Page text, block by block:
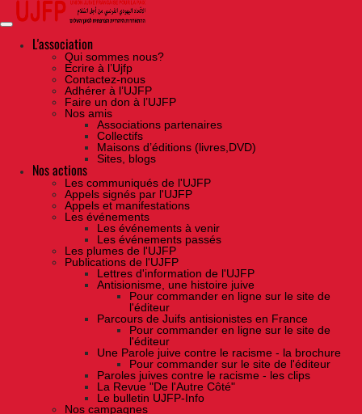
Skip
the
contentL'association
Qui sommes nous?
Ecrire à l’Ujfp
Contactez-nous
Adhérer à l’UJFP
Faire un don à l’UJFP
Nos amis
Associations partenaires
Collectifs
Maisons d’éditions (livres,DVD)
Sites, blogs
Nos actions
Les communiqués de l'UJFP
Appels signés par l'UJFP
Appels et manifestations
Les événements
Les événements à venir
Les événements passés
Les plumes de l'UJFP
Publications de l'UJFP
Lettres d'information de l'UJFP
Antisionisme, une histoire juive
Pour commander en ligne sur le site de
l'éditeur
Parcours de Juifs antisionistes en France
Pour commander en ligne sur le site de
l'éditeur
Une Parole juive contre le racisme - la brochure
Pour commander sur le site de l'éditeur
Paroles juives contre le racisme - les clips
La Revue "De l'Autre Côté"
Le bulletin UJFP-Info
Nos campagnes